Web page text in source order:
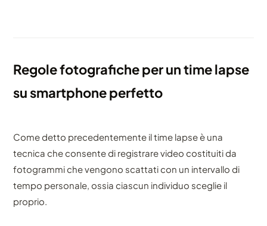
Regole fotografiche per un time lapse
su smartphone perfetto
Come detto precedentemente il time lapse è una
tecnica che consente di registrare video costituiti da
fotogrammi che vengono scattati con un intervallo di
tempo personale, ossia ciascun individuo sceglie il
proprio.